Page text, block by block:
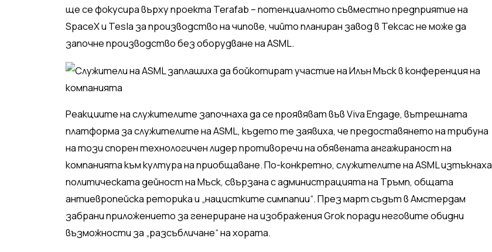
ще се фокусира върху проекта Terafab – потенциалното съвместно предприятие на
SpaceX и Tesla за производство на чипове, чийто планиран завод в Тексас не може да
започне производство без оборудване на ASML.
Реакциите на служителите започнаха да се проявяват във Viva Engage, вътрешната
платформа за служителите на ASML, където те заявиха, че предоставянето на трибуна
на този спорен технологичен лидер противоречи на обявената ангажираност на
компанията към култура на приобщаване. По-конкретно, служителите на ASML изтъкнаха
политическата дейност на Мъск, свързана с администрацията на Тръмп, общата
антиевропейска реторика и „нацистките симпапии“. През март съдът в Амстердам
забрани приложението за генериране на изображения Grok поради неговите обидни
възможности за „разсъбличане“ на хората.